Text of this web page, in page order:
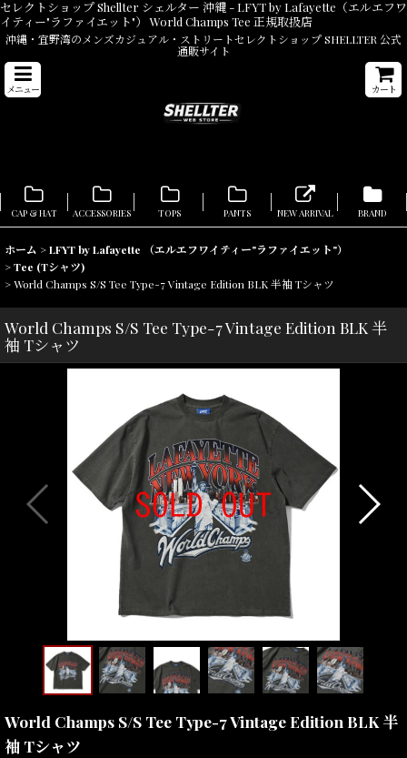
セレクトショップ Shellter シェルター 沖縄 - LFYT by Lafayette（エルエフワ
イティー"ラファイエット"） World Champs Tee 正規取扱店
沖縄・宜野湾のメンズカジュアル・ストリートセレクトショップ SHELLTER 公式
通販サイト
メニュー カート
CAP & HAT ACCESSORIES TOPS PANTS NEW ARRIVAL BRAND
ホーム >LFYT by Lafayette （エルエフワイティー"ラファイエット"）
>Tee (Tシャツ)
>World Champs S/S Tee Type-7 Vintage Edition BLK 半袖 Tシャツ
World Champs S/S Tee Type-7 Vintage Edition BLK 半
袖 Tシャツ
World Champs S/S Tee Type-7 Vintage Edition BLK 半
袖 Tシャツ